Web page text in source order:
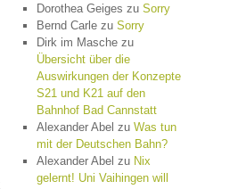
Dorothea Geiges zu Sorry
Bernd Carlezu Sorry
Dirk im Maschezu
Übersicht über die
Auswirkungen der Konzepte
S21 und K21 auf den
Bahnhof Bad Cannstatt
Alexander Abel zu Was tun
mit der Deutschen Bahn?
Alexander Abel zu Nix
gelernt! Uni Vaihingen will